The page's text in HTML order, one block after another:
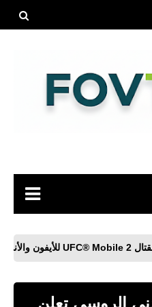
رياضة
مواقع
الروسى تعلن